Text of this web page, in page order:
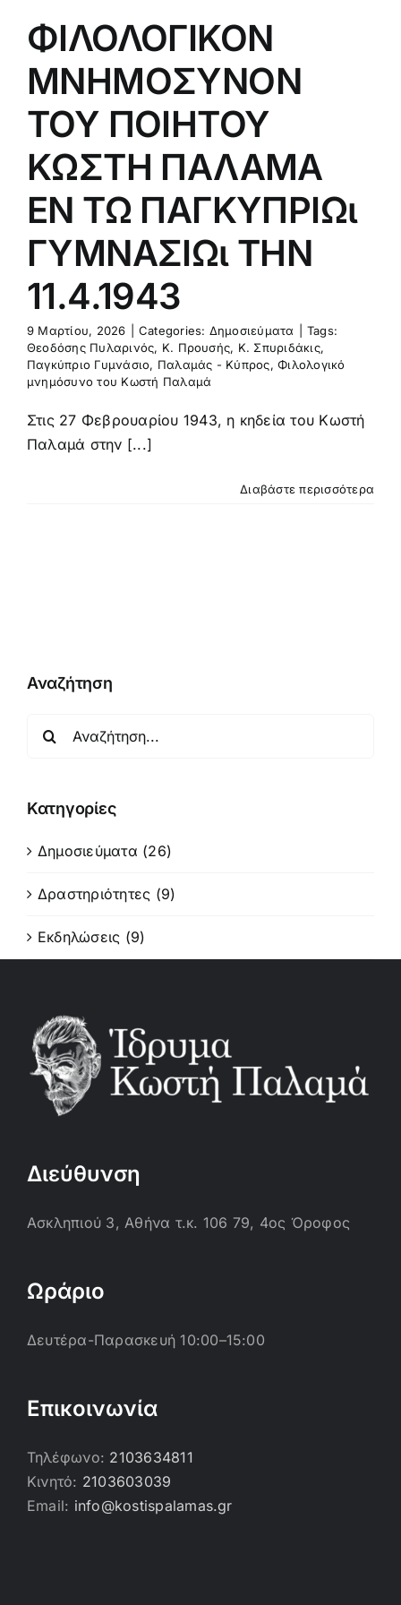
ΦΙΛΟΛΟΓΙΚΟΝ
ΜΝΗΜΟΣΥΝΟΝ
ΤΟΥ ΠΟΙΗΤΟΥ
ΚΩΣΤΗ ΠΑΛΑΜΑ
ΕΝ ΤΩ ΠΑΓΚΥΠΡΙΩι
ΓΥΜΝΑΣΙΩι ΤΗΝ
11.4.1943
9 Μαρτίου, 2026 Categories: Δημοσιεύματα
Tags:
Θεοδόσης Πυλαρινός, Κ. Προυσής, Κ. Σπυριδάκις,
Παγκύπριο Γυμνάσιο, Παλαμάς - Κύπρος,Φιλολογικό
μνημόσυνο του Κωστή Παλαμά
Στις 27 Φεβρουαρίου 1943, η κηδεία του Κωστή
Παλαμά στην [...]
Διαβάστε περισσότερα
Αναζήτηση
Κατηγορίες
Δημοσιεύματα (26)
Δραστηριότητες (9)
Εκδηλώσεις (9)
Διεύθυνση
Ασκληπιού 3, Αθήνα τ.κ. 106 79, 4ος Όροφος
Ωράριο
Δευτέρα-Παρασκευή 10:00–15:00
Επικοινωνία
Τηλέφωνο: 2103634811
Κινητό: 2103603039
Email: info@kostispalamas.gr